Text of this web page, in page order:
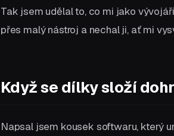
Tak jsem udělal to, co mi jako
přes malý nástroj a nechal ji, ať mi
Když se dílky složí
Napsal jsem kousek softwaru, který